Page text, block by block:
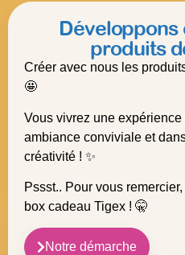
Développons
produits
Créer avec nous les
🤩
Vous vivrez une
ambiance conviviale et
créativité ! ✨
Pssst.. Pour vous
box cadeau Tigex ! 🤫
Notre démarche